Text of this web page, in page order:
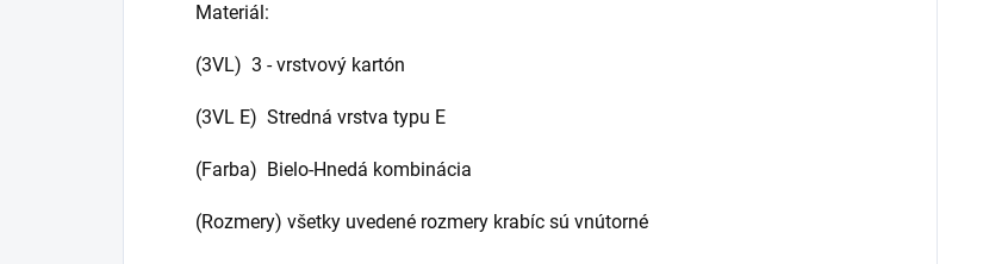
Materiál:
(3VL) 3 - vrstvový kartón
(3VL E) Stredná vrstva typu E
(Farba) Bielo-Hnedá kombinácia
(Rozmery) všetky uvedené rozmery krabíc sú vnútorné